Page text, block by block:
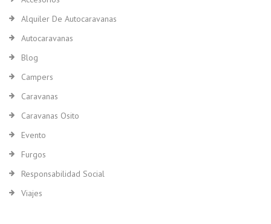
Alquiler De Autocaravanas
Autocaravanas
Blog
Campers
Caravanas
Caravanas Osito
Evento
Furgos
Responsabilidad Social
Viajes